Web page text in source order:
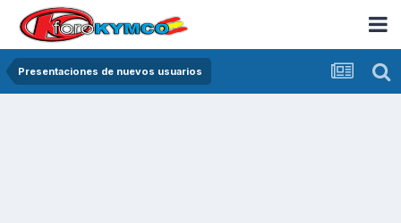
Presentaciones de nuevos usuarios